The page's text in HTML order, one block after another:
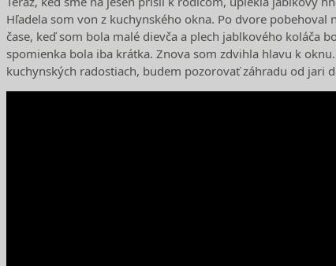
Hľadela som von z kuchynského okna. Po dvore
čase, keď som bola malé dievča a plech jablkového koláča
spomienka bola iba krátka. Znova som zdvihla hlavu k
kuchynských radostiach, budem pozorovať záhradu od jari